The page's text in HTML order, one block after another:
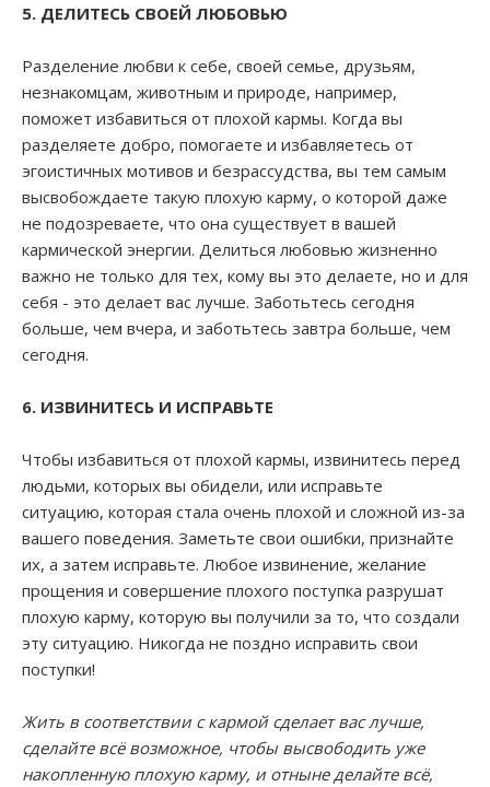
5. ДЕЛИТЕСЬ СВОЕЙ ЛЮБОВЬЮ
Разделение любви к себе, своей семье, друзьям,
незнакомцам, животным и природе, например,
поможет избавиться от плохой кармы. Когда вы
разделяете добро, помогаете и избавляетесь от
эгоистичных мотивов и безрассудства, вы тем самым
высвобождаете такую плохую карму, о которой даже
не подозреваете, что она существует в вашей
кармической энергии. Делиться любовью жизненно
важно не только для тех, кому вы это делаете, но и для
себя - это делает вас лучше. Заботьтесь сегодня
больше, чем вчера, и заботьтесь завтра больше, чем
сегодня.
6. ИЗВИНИТЕСЬ И ИСПРАВЬТЕ
Чтобы избавиться от плохой кармы, извинитесь перед
людьми, которых вы обидели, или исправьте
ситуацию, которая стала очень плохой и сложной из-за
вашего поведения. Заметьте свои ошибки, признайте
их, а затем исправьте. Любое извинение, желание
прощения и совершение плохого поступка разрушат
плохую карму, которую вы получили за то, что создали
эту ситуацию. Никогда не поздно исправить свои
поступки!
Жить в соответствии с кармой сделает вас лучше,
сделайте всё возможное, чтобы высвободить уже
накопленную плохую карму, и отныне делайте всё,